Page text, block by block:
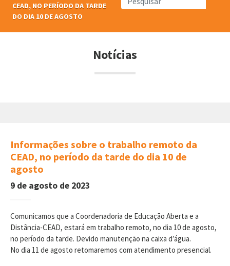
CEAD, NO PERÍODO DA TARDE
DO DIA 10 DE AGOSTO
Notícias
Informações sobre o trabalho remoto da
CEAD, no período da tarde do dia 10 de
agosto
9 de agosto de 2023
Comunicamos que a Coordenadoria de Educação Aberta e a
Distância-CEAD, estará em trabalho remoto, no dia 10 de agosto,
no período da tarde. Devido manutenção na caixa d’água.
No dia 11 de agosto retomaremos com atendimento presencial.